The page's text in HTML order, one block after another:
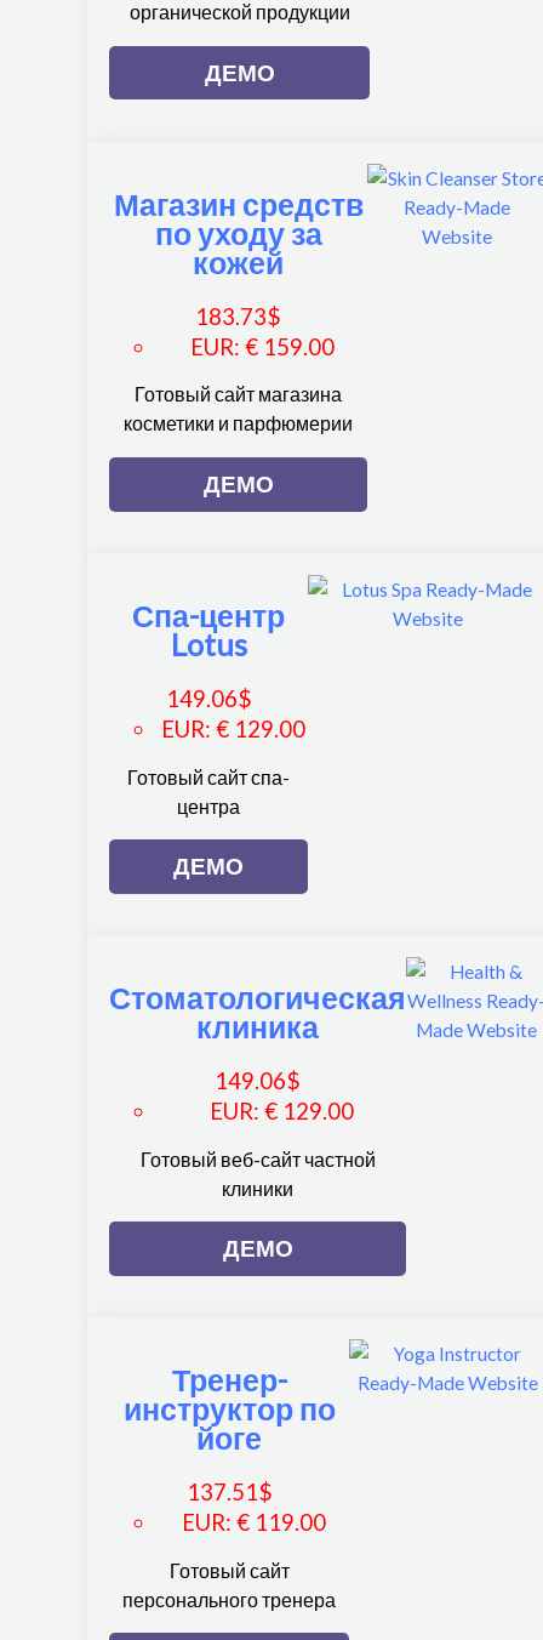
органической продукции
ДЕМО
Магазин средств
по уходу за
кожей
183.73$
EUR:€ 159.00
Готовый сайт магазина
косметики и парфюмерии
ДЕМО
Спа-центр
Lotus
149.06$
EUR: € 129.00
Готовый сайт спа-
центра
ДЕМО
Стоматологическая
клиника
149.06$
EUR:€ 129.00
Готовый веб-сайт частной
клиники
ДЕМО
Тренер-
инструктор по
йоге
137.51$
EUR: € 119.00
Готовый сайт
персонального тренера